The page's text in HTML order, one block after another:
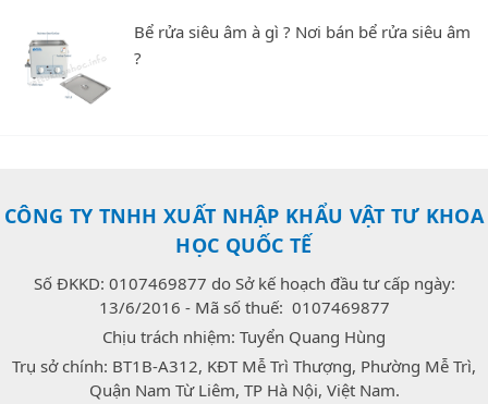
Bể rửa siêu âm à gì ? Nơi bán bể rửa siêu âm
?
CÔNG TY TNHH XUẤT NHẬP KHẨU VẬT TƯ KHOA
HỌC QUỐC TẾ
Số ĐKKD: 0107469877 do Sở kế hoạch đầu tư cấp ngày:
13/6/2016 - Mã số thuế: 0107469877
Chịu trách nhiệm: Tuyển Quang Hùng
Trụ sở chính: BT1B-A312, KĐT Mễ Trì Thượng, Phường Mễ Trì,
Quận Nam Từ Liêm, TP Hà Nội, Việt Nam.